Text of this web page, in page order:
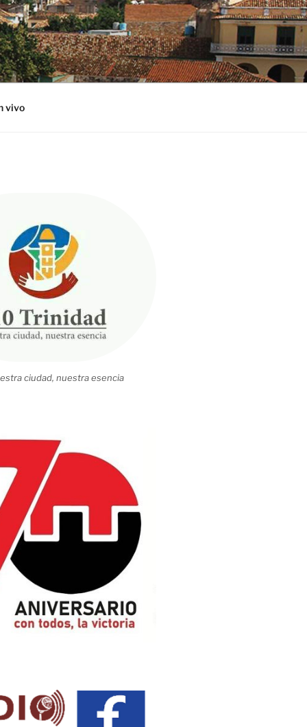
vivo
ciudad, nuestra esencia